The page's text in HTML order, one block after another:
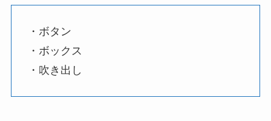
・ボタン
・ボックス
・吹き出し